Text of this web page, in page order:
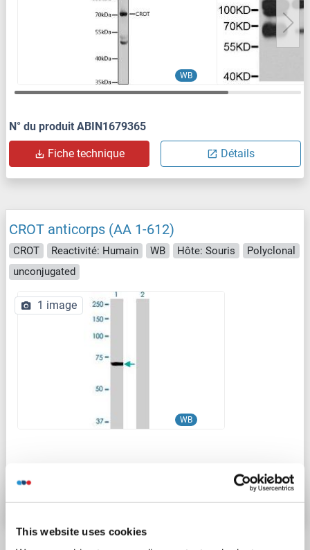
This website uses cookies
WB
N° du produit ABIN1679365
Fiche technique Détails
CROT anticorps (AA 1-612)
CROT Reactivité: Humain WB Hôte: Souris
Polyclonal
unconjugated
WB
1 image